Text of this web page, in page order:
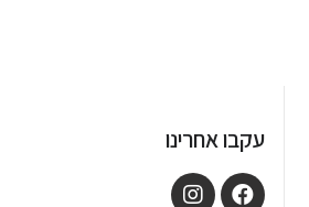
עקבו אחרינו